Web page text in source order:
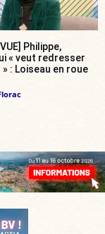
Philippe,
« veut redresser
: Loiseau en roue